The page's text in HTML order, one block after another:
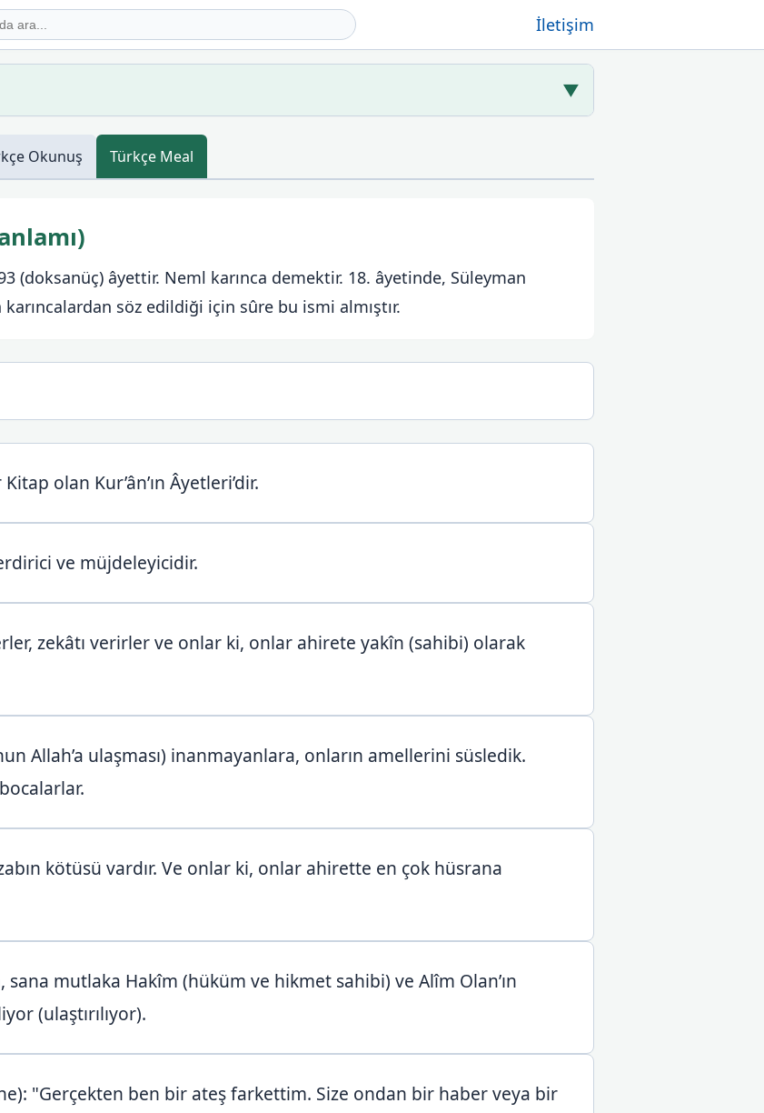
İletişim
▼
Okunuş Türkçe Meal
(doksanüç) âyettir. Neml karınca demektir. 18. âyetinde, Süleyman
söz edildiği için sûre bu ismi almıştır.
olan Kur’ân’ın Âyetleri’dir.
ve müjdeleyicidir.
zekâtı verirler ve onlar ki, onlar ahirete yakîn (sahibi) olarak
Allah’a ulaşması) inanmayanlara, onların amellerini süsledik.
kötüsü vardır. Ve onlar ki, onlar ahirette en çok hüsrana
sana mutlaka Hakîm (hüküm ve hikmet sahibi) ve Alîm Olan’ın
(ulaştırılıyor).
"Gerçekten ben bir ateş farkettim. Size ondan bir haber veya bir